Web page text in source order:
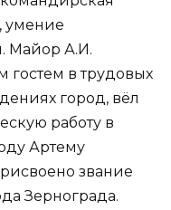
умение
Майор А.И.
в трудовых
город, вёл
работу в
Артему
звание
Зернограда.